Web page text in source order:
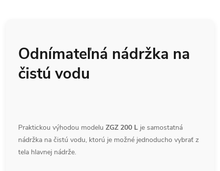
Odnímateľná nádržka na
čistú vodu
Praktickou výhodou modelu ZGZ 200 L je samostatná
nádržka na čistú vodu, ktorú je možné jednoducho vybrať z
tela hlavnej nádrže.